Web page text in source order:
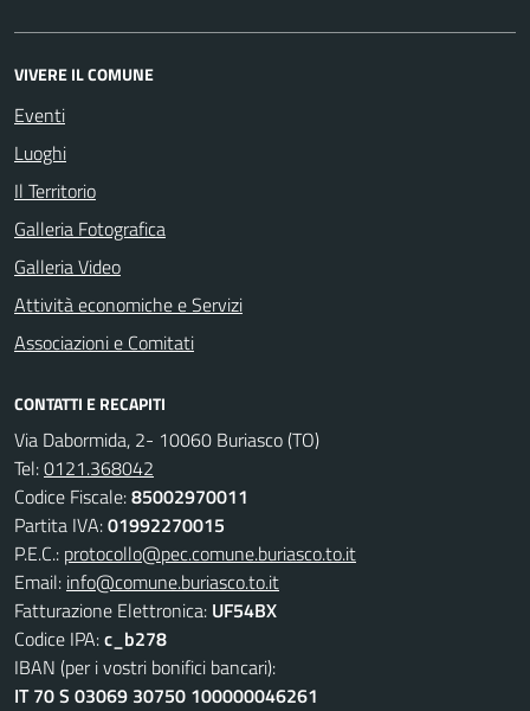
VIVERE IL COMUNE
Eventi
Luoghi
Il Territorio
Galleria Fotografica
Galleria Video
Attività economiche e Servizi
Associazioni e Comitati
CONTATTI E RECAPITI
Via Dabormida, 2- 10060 Buriasco (TO)
Tel:0121.368042
Codice Fiscale:85002970011
Partita IVA:01992270015
P.E.C.: protocollo@pec.comune.buriasco.to.it
Email: info@comune.buriasco.to.it
Fatturazione Elettronica: UF54BX
Codice IPA:c_b278
IBAN (per i vostri bonifici bancari):
IT 70 S 03069 30750 100000046261